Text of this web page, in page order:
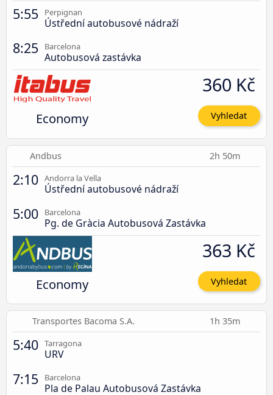
5:55 Perpignan
Ústřední autobusové nádraží
8:25 Barcelona
Autobusová zastávka
Economy
360 Kč
Vyhledat
Andbus 2h 50m
2:10 Andorra la Vella
Ústřední autobusové nádraží
5:00 Barcelona
Pg. de Gràcia Autobusová Zastávka
Economy
363 Kč
Vyhledat
Transportes Bacoma S.A. 1h 35m
5:40 Tarragona
URV
7:15 Barcelona
Pla de Palau Autobusová Zastávka